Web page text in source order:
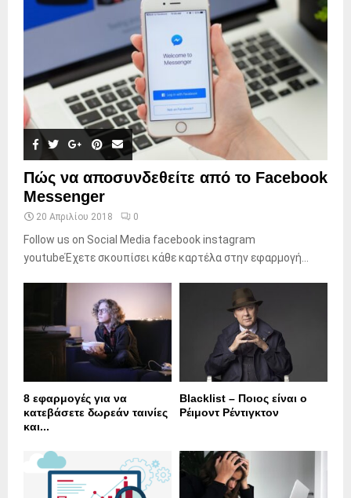
Πώς να αποσυνδεθείτε από το Facebook
Messenger
20 Απριλίου 2018 0
Follow us on Social Media facebook instagram
youtubeΈχετε σκουπίσει κάθε καρτέλα στην εφαρμογή...
8 εφαρμογές για να
κατεβάσετε δωρεάν ταινίες
και...
Blacklist – Ποιος είναι ο
Ρέιμοντ Ρέντιγκτον